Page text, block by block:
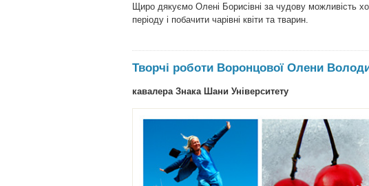
Щиро дякуємо Олені Борисівні за чудову можливість
періоду і побачити чарівні квіти та тварин.
Творчі роботи Воронцової Олени
кавалера Знака Шани Університету